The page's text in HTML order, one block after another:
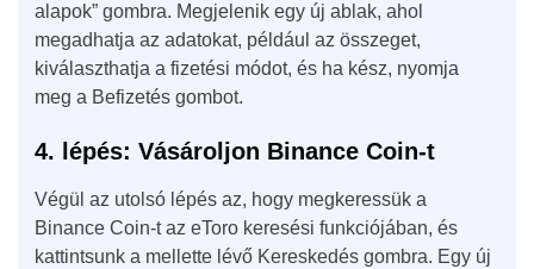
alapok” gombra. Megjelenik egy új ablak, ahol
megadhatja az adatokat, például az összeget,
kiválaszthatja a fizetési módot, és ha kész, nyomja
meg a Befizetés gombot.
4. lépés: Vásároljon Binance Coin-t
Végül az utolsó lépés az, hogy megkeressük a
Binance Coin-t az eToro keresési funkciójában, és
kattintsunk a mellette lévő Kereskedés gombra. Egy új